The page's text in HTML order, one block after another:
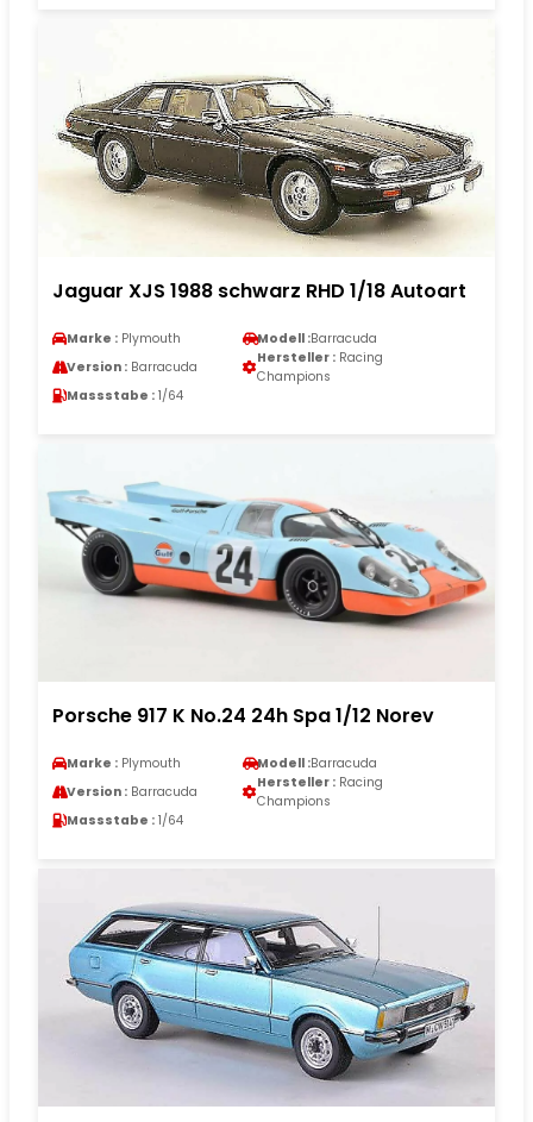
Jaguar XJS 1988 schwarz RHD 1/18 Autoart
Marke : Plymouth Modell :Barracuda
Version : Barracuda
Hersteller : Racing
Champions
Massstabe : 1/64
Porsche 917 K No.24 24h Spa 1/12 Norev
Marke : Plymouth Modell :Barracuda
Version : Barracuda
Hersteller : Racing
Champions
Massstabe : 1/64